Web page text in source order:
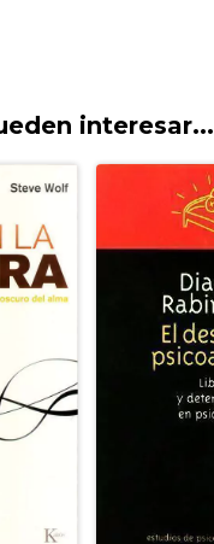
interesar...